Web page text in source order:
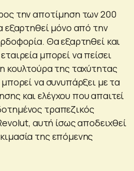
την αποτίμηση των 200
εξαρτηθεί μόνο από την
Θα εξαρτηθεί και
μπορεί να πείσει
κουλτούρα της ταχύτητας
μπορεί να συνυπάρξει με τα
και ελέγχου που απαιτεί
τραπεζικός
αυτή ίσως αποδειχθεί
της επόμενης